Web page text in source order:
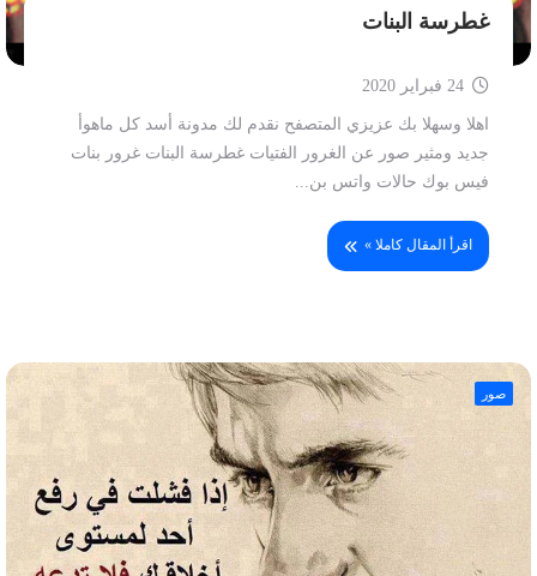
غطرسة البنات
اهلا وسهلا بك عزيزي المتصفح نقدم لك مدونة أسد كل ماهوأ
جديد ومثير صور عن الغرور الفتيات غطرسة البنات غرور بنات
فيس بوك حالات واتس بن...
اقرأ المقال كاملا »
صور